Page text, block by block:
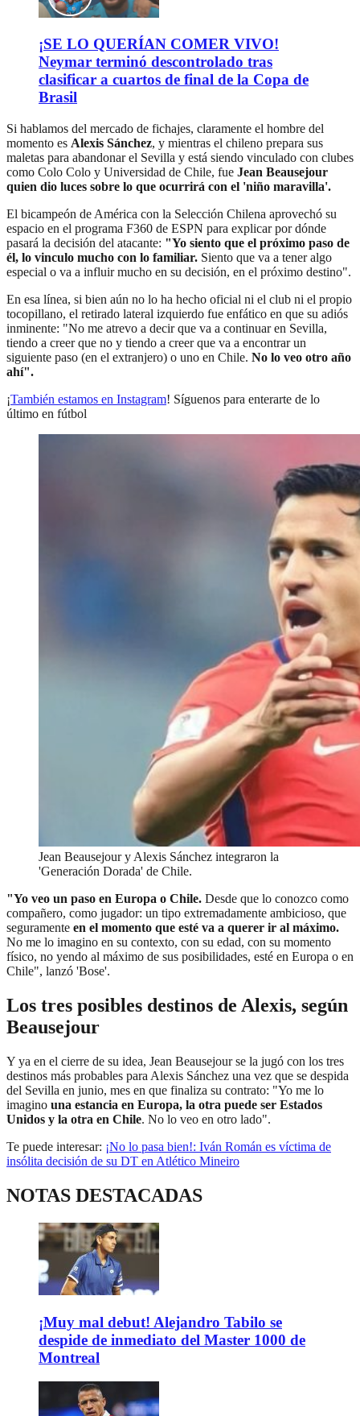
¡SE LO QUERÍAN COMER VIVO!
Neymar terminó descontrolado tras
clasificar a cuartos de final de la Copa de
Brasil
Si hablamos del mercado de fichajes, claramente el hombre del
momento es Alexis Sánchez, y mientras el chileno prepara sus
maletas para abandonar el Sevilla y está siendo vinculado con clubes
como Colo Colo y Universidad de Chile, fue Jean Beausejour
quien dio luces sobre lo que ocurrirá con el 'niño maravilla'.
El bicampeón de América con la Selección Chilena aprovechó su
espacio en el programa F360 de ESPN para explicar por dónde
pasará la decisión del atacante: "Yo siento que el próximo paso de
él, lo vinculo mucho con lo familiar. Siento que va a tener algo
especial o va a influir mucho en su decisión, en el próximo destino".
En esa línea, si bien aún no lo ha hecho oficial ni el club ni el propio
tocopillano, el retirado lateral izquierdo fue enfático en que su adiós
inminente: "No me atrevo a decir que va a continuar en Sevilla,
tiendo a creer que no y tiendo a creer que va a encontrar un
siguiente paso (en el extranjero) o uno en Chile. No lo veo otro año
ahí".
¡También estamos en Instagram! Síguenos para enterarte de lo
último en fútbol
Jean Beausejour y Alexis Sánchez integraron la
'Generación Dorada' de Chile.
"Yo veo un paso en Europa o Chile. Desde que lo conozco como
compañero, como jugador: un tipo extremadamente ambicioso, que
seguramente en el momento que esté va a querer ir al máximo.
No me lo imagino en su contexto, con su edad, con su momento
físico, no yendo al máximo de sus posibilidades, esté en Europa o en
Chile", lanzó 'Bose'.
Los tres posibles destinos de Alexis, según
Beausejour
Y ya en el cierre de su idea, Jean Beausejour se la jugó con los tres
destinos más probables para Alexis Sánchez una vez que se despida
del Sevilla en junio, mes en que finaliza su contrato: "Yo me lo
imagino una estancia en Europa, la otra puede ser Estados
Unidos y la otra en Chile. No lo veo en otro lado".
Te puede interesar: ¡No lo pasa bien!: Iván Román es víctima de
insólita decisión de su DT en Atlético Mineiro
NOTAS DESTACADAS
¡Muy mal debut! Alejandro Tabilo se
despide de inmediato del Master 1000 de
Montreal